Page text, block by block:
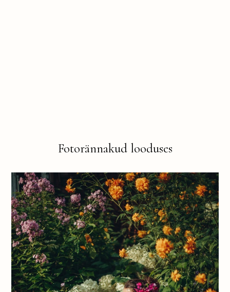
Fotorännakud looduses